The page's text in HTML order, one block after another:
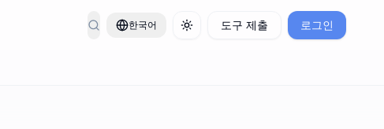
한국어 Toggle theme
도구 제출 로그인